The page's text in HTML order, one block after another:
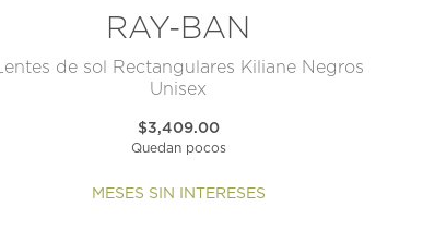
RAY-BAN
Lentes de sol Rectangulares Kiliane Negros
Unisex
$3,409.00
Quedan pocos
MESES SIN INTERESES